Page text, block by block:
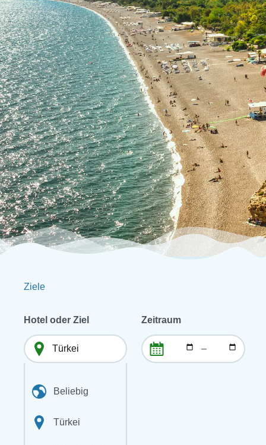
Ziele
Hotel oder Ziel
Beliebig
Türkei
Zeitraum
–